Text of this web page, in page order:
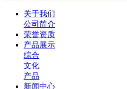
关于我们
公司简介
荣誉资质
产品展示
综合
文化
产品
新闻中心